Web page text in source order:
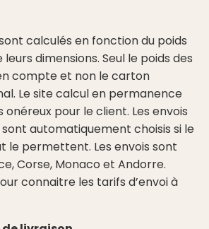
calculés en fonction du poids
dimensions. Seul le poids des
compte et non le carton
Le site calcul en permanence
onéreux pour le client. Les envois
automatiquement choisis si le
le permettent. Les envois sont
Corse, Monaco et Andorre.
connaitre les tarifs d’envoi à